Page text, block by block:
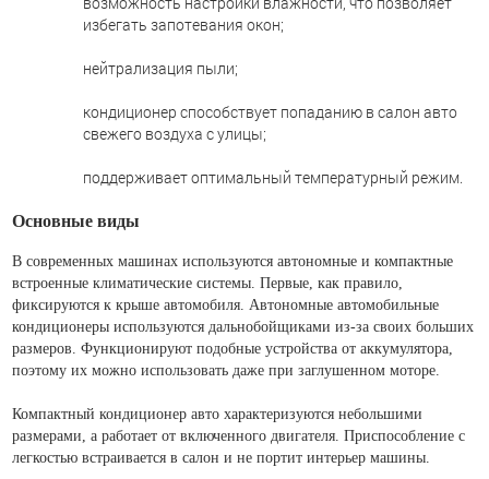
избегать запотевания окон;
нейтрализация пыли;
кондиционер способствует попаданию в салон авто
свежего воздуха с улицы;
поддерживает оптимальный температурный режим.
Основные виды
В современных машинах используются автономные и компактные
встроенные климатические системы. Первые, как правило,
фиксируются к крыше автомобиля. Автономные автомобильные
кондиционеры используются дальнобойщиками из-за своих больших
размеров. Функционируют подобные устройства от аккумулятора,
поэтому их можно использовать даже при заглушенном моторе.
Компактный кондиционер авто характеризуются небольшими
размерами, а работает от включенного двигателя. Приспособление с
легкостью встраивается в салон и не портит интерьер машины.